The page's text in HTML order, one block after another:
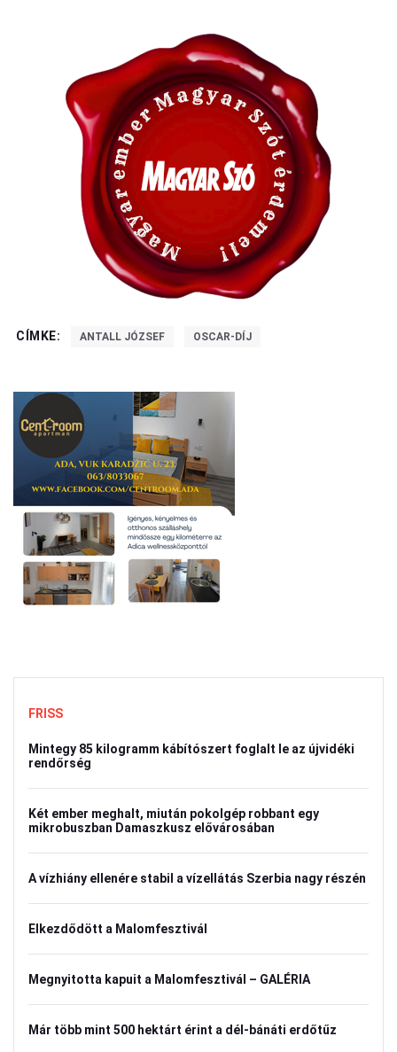
CÍMKE: ANTALL JÓZSEF OSCAR-DÍJ
FRISS
Mintegy 85 kilogramm kábítószert foglalt le az újvidéki
rendőrség
Két ember meghalt, miután pokolgép robbant egy
mikrobuszban Damaszkusz elővárosában
A vízhiány ellenére stabil a vízellátás Szerbia nagy részén
Elkezdődött a Malomfesztivál
Megnyitotta kapuit a Malomfesztivál – GALÉRIA
Már több mint 500 hektárt érint a dél-bánáti erdőtűz